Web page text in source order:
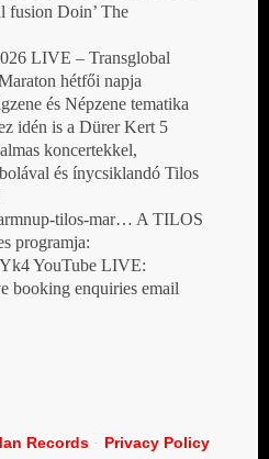
fusion Doin’ The
LIVE – Transglobal
hétfői napja
és Népzene tematika
idén is a Dürer Kert 5
koncertekkel,
és ínycsiklandó Tilos
tilos-mar… A TILOS
programja:
YouTube LIVE:
enquiries email
Records· Privacy Policy